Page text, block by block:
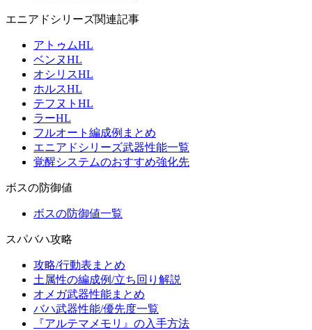
エニアドシリーズ関連記事
アトゥムHL
ベンヌHL
オシリスHL
ホルスHL
テフヌトHL
ラーHL
フルオート編成例まとめ
エニアドシリーズ武器性能一覧
覚醒システムのおすすめ強化先
ボスの防御値
ボスの防御値一覧
スパバハ攻略
攻略/行動表まとめ
土属性の編成例/立ち回り解説
オメガ武器性能まとめ
バハ武器性能/優先度一覧
『アルテマメモリ』の入手方法